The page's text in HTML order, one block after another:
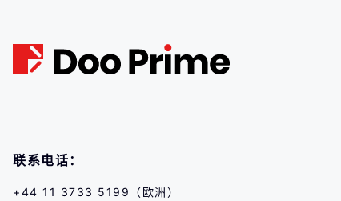
联系电话：
+44 11 3733 5199（欧洲）